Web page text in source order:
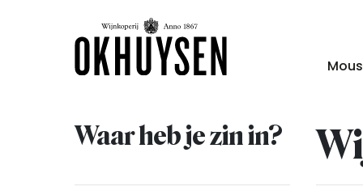
Waar heb je zin in?